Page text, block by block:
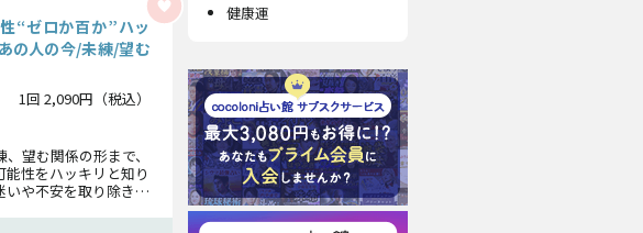
“ゼロか百か”ハッ
の人の今/未練/望む
1回 2,090円（税込）
望む関係の形まで、
性をハッキリと知り
いや不安を取り除きな
健康運